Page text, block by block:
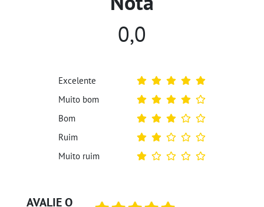
AVALIE O
0,0
Excelente
Muito bom
Bom
Ruim
Muito ruim